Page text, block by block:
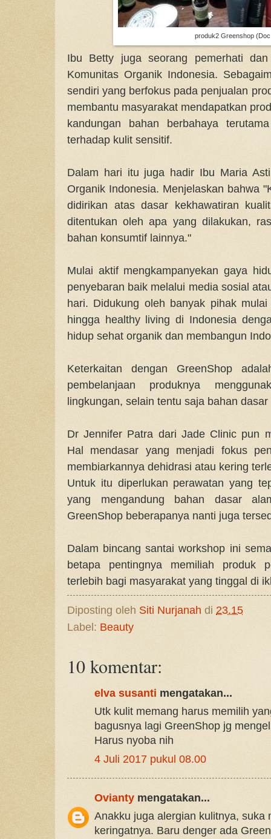
produk2 Greenshop
Ibu Betty juga seorang pemerhati
Komunitas Organik Indonesia.
sendiri yang berfokus pada penjualan
membantu masyarakat mendapatkan
kandungan bahan berbahaya
terhadap kulit sensitif.
Dalam hari itu juga hadir Ibu Maria
Organik Indonesia. Menjelaskan bahwa
didirikan atas dasar kekhawatiran
ditentukan oleh apa yang dilakukan,
bahan konsumtif lainnya."
Mulai aktif mengkampanyekan gaya
penyebaran baik melalui media sosial
hari. Didukung oleh banyak pihak
hingga healthy living di Indonesia
hidup sehat organik dan membangun
Keterkaitan dengan GreenShop
pembelanjaan produknya
lingkungan, selain tentu saja bahan
Dr Jennifer Patra dari Jade Clinic pun
Hal mendasar yang menjadi fokus
membiarkannya dehidrasi atau kering
Untuk itu diperlukan perawatan yang
yang mengandung bahan dasar
GreenShop beberapanya nanti juga
Dalam bincang santai workshop ini
betapa pentingnya memiliah produk
terlebih bagi masyarakat yang tinggal di
Diposting oleh Siti Nurjanah di 23.15
Label: Beauty
10 komentar:
elva susanti mengatakan...
Utk kulit memang harus memilih
bagusnya lagi GreenShop jg
Harus nyoba nih
4 Juli 2017 pukul 08.00
Ovianty mengatakan...
Anakku juga alergian kulitnya, suka
keringatnya. Baru denger ada